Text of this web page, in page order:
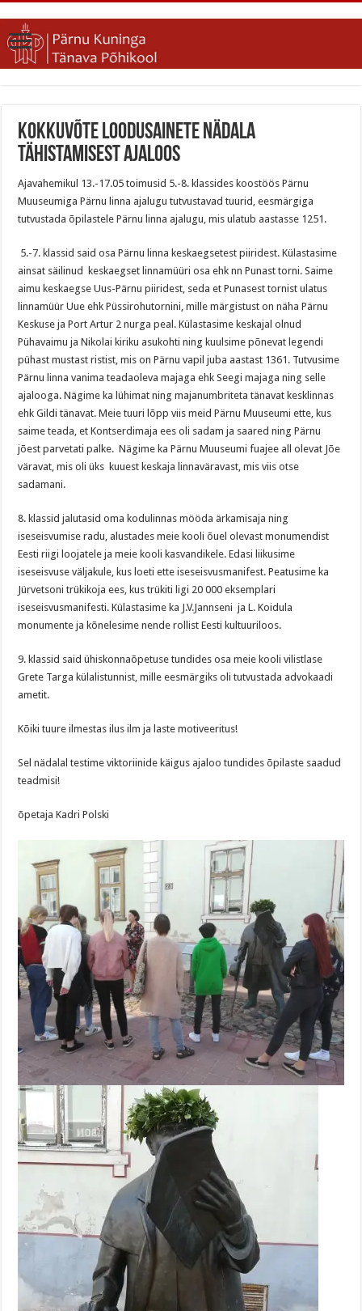
Kokkuvõte loodusainete nädala
tähistamisest ajaloos
Ajavahemikul 13.-17.05 toimusid 5.-8. klassides koostöös Pärnu
Muuseumiga Pärnu linna ajalugu tutvustavad tuurid, eesmärgiga
tutvustada õpilastele Pärnu linna ajalugu, mis ulatub aastasse 1251.
5.-7. klassid said osa Pärnu linna keskaegsetest piiridest. Külastasime
ainsat säilinud keskaegset linnamüüri osa ehk nn Punast torni. Saime
aimu keskaegse Uus-Pärnu piiridest, seda et Punasest tornist ulatus
linnamüür Uue ehk Püssirohutornini, mille märgistust on näha Pärnu
Keskuse ja Port Artur 2 nurga peal. Külastasime keskajal olnud
Pühavaimu ja Nikolai kiriku asukohti ning kuulsime põnevat legendi
pühast mustast ristist, mis on Pärnu vapil juba aastast 1361. Tutvusime
Pärnu linna vanima teadaoleva majaga ehk Seegi majaga ning selle
ajalooga. Nägime ka lühimat ning majanumbriteta tänavat kesklinnas
ehk Gildi tänavat. Meie tuuri lõpp viis meid Pärnu Muuseumi ette, kus
saime teada, et Kontserdimaja ees oli sadam ja saared ning Pärnu
jõest parvetati palke. Nägime ka Pärnu Muuseumi fuajee all olevat Jõe
väravat, mis oli üks kuuest keskaja linnaväravast, mis viis otse
sadamani.
8. klassid jalutasid oma kodulinnas mööda ärkamisaja ning
iseseisvumise radu, alustades meie kooli õuel olevast monumendist
Eesti riigi loojatele ja meie kooli kasvandikele. Edasi liikusime
iseseisvuse väljakule, kus loeti ette iseseisvusmanifest. Peatusime ka
Jürvetsoni trükikoja ees, kus trükiti ligi 20 000 eksemplari
iseseisvusmanifesti. Külastasime ka J.V.Jannseni ja L. Koidula
monumente ja kõnelesime nende rollist Eesti kultuuriloos.
9. klassid said ühiskonnaõpetuse tundides osa meie kooli vilistlase
Grete Targa külalistunnist, mille eesmärgiks oli tutvustada advokaadi
ametit.
Kõiki tuure ilmestas ilus ilm ja laste motiveeritus!
Sel nädalal testime viktoriinide käigus ajaloo tundides õpilaste saadud
teadmisi!
õpetaja Kadri Polski